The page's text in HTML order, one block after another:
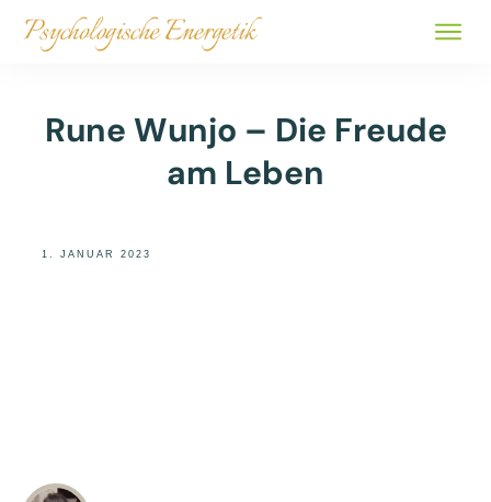
Rune Wunjo – Die Freude
am Leben
1. JANUAR 2023